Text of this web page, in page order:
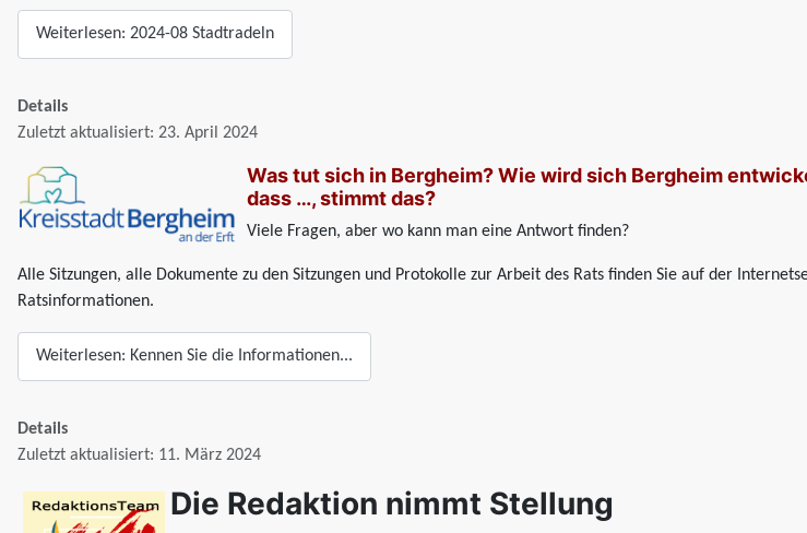
Weiterlesen: 2024-08 Stadtradeln
Details
Zuletzt aktualisiert: 23. April 2024
Was tut sich in Bergheim? Wie wird sich Bergheim
dass …, stimmt das?
Viele Fragen, aber wo kann man eine Antwort finden?
Alle Sitzungen, alle Dokumente zu den Sitzungen und Protokolle zur Arbeit des Rats finden Sie auf der
Ratsinformationen.
Weiterlesen: Kennen Sie die Informationen...
Details
Zuletzt aktualisiert: 11. März 2024
Die Redaktion nimmt Stellung